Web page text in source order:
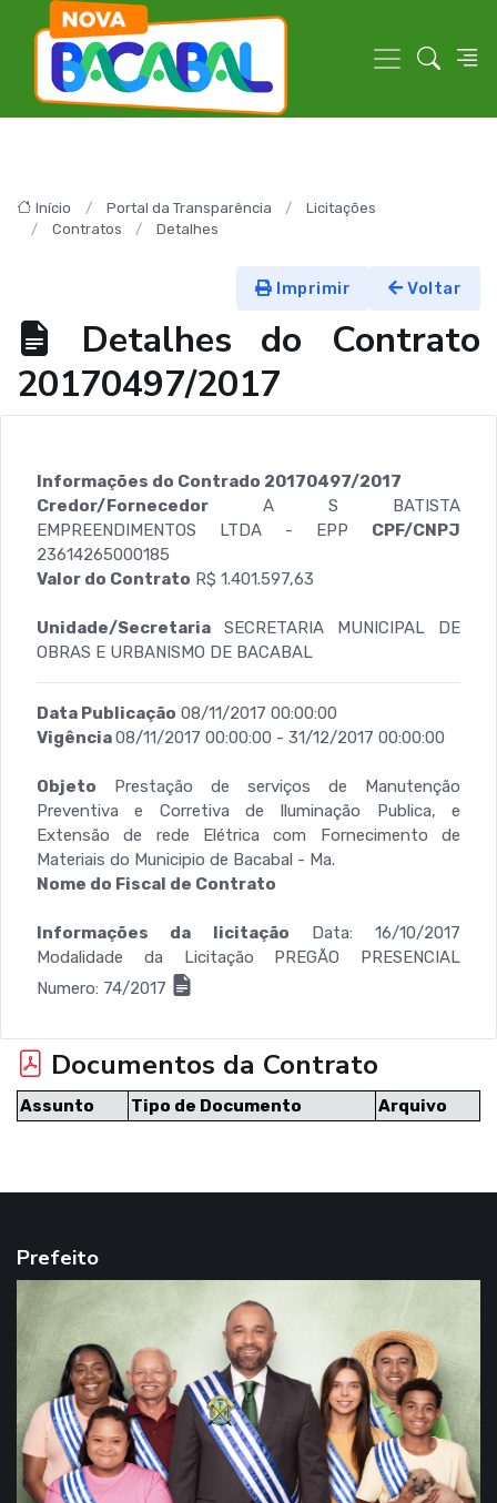
Início Portal da Transparência
Licitações
Contratos
Detalhes
Voltar
Imprimir
Detalhes do Contrato
20170497/2017
Informações do Contrado 20170497/2017
Credor/Fornecedor A S BATISTA
EMPREENDIMENTOS LTDA - EPP CPF/CNPJ
23614265000185
Valor do Contrato R$ 1.401.597,63
Unidade/Secretaria SECRETARIA MUNICIPAL DE
OBRAS E URBANISMO DE BACABAL
Data Publicação 08/11/2017 00:00:00
Vigência08/11/2017 00:00:00 - 31/12/2017 00:00:00
Objeto Prestação de serviços de Manutenção
Preventiva e Corretiva de Iluminação Publica, e
Extensão de rede Elétrica com Fornecimento de
Materiais do Municipio de Bacabal - Ma.
Nome do Fiscal de Contrato
Informações da licitação Data: 16/10/2017
Modalidade da Licitação PREGÃO PRESENCIAL
Numero: 74/2017
Documentos da Contrato
Assunto Tipo de Documento Arquivo
Prefeito